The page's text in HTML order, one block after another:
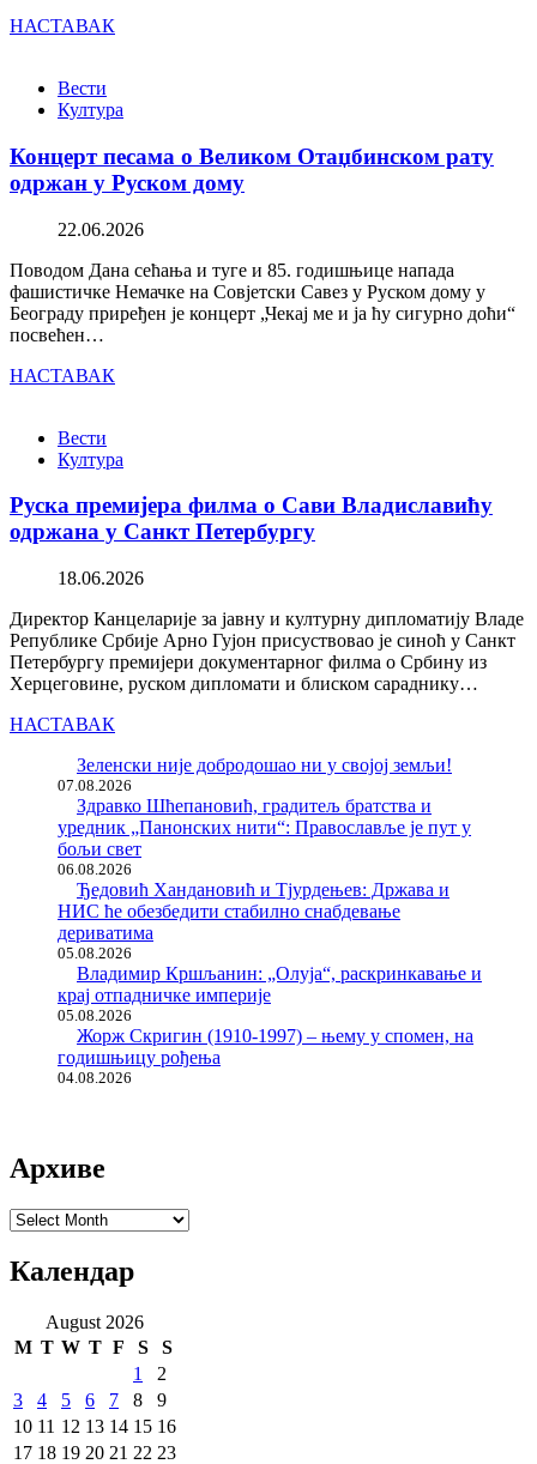
НАСТАВАК
Вести
Култура
Концерт песама о Великом Отаџбинском рату
одржан у Руском дому
22.06.2026
Поводом Дана сећања и туге и 85. годишњице напада
фашистичке Немачке на Совјетски Савез у Руском дому у
Београду приређен је концерт „Чекај ме и ја ћу сигурно доћи“
посвећен…
НАСТАВАК
Вести
Култура
Руска премијера филма о Сави Владиславићу
одржана у Санкт Петербургу
18.06.2026
Директор Канцеларије за јавну и културну дипломатију Владе
Републике Србије Арно Гујон присуствовао је синоћ у Санкт
Петербургу премијери документарног филма о Србину из
Херцеговине, руском дипломати и блиском сараднику…
НАСТАВАК
Зеленски није добродошао ни у својој земљи!
07.08.2026
Здравко Шћепановић, градитељ братства и
уредник „Панонских нити“: Православље је пут у
бољи свет
06.08.2026
Ђедовић Хандановић и Тјурдењев: Држава и
НИС ће обезбедити стабилно снабдевање
дериватима
05.08.2026
Владимир Кршљанин: „Олуја“, раскринкавање и
крај отпадничке империје
05.08.2026
Жорж Скригин (1910-1997) – њему у спомен, на
годишњицу рођења
04.08.2026
Архиве
Архиве
Календар
August 2026
M T W T F S
S
1
2
3
4 5 6 7 8
9
10 11 12 13 14 15 16
17 18 19 20 21 22 23